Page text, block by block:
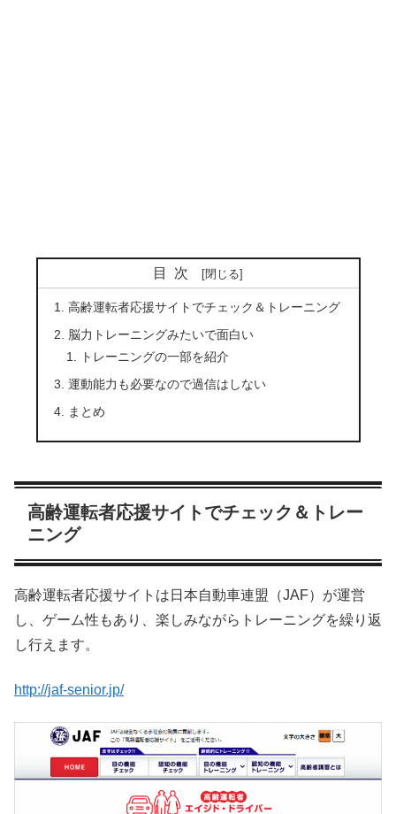
目次
高齢運転者応援サイトでチェック＆トレーニング
脳力トレーニングみたいで面白い
トレーニングの一部を紹介
運動能力も必要なので過信はしない
まとめ
高齢運転者応援サイトでチェック＆トレー
ニング
高齢運転者応援サイトは日本自動車連盟（JAF）が運営
し、ゲーム性もあり、楽しみながらトレーニングを繰り返
し行えます。
http://jaf-senior.jp/